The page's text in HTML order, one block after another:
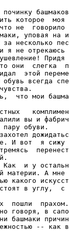
которое  моя
не
уповая на
за несколько
я не
Придя
они  слегка
этой
всегда
что мои
вы и
пару обуви.
И вот  я сижу
и у
материи. А
какого
в углу,  с
пошли
говоря, в
башмаки
-- как